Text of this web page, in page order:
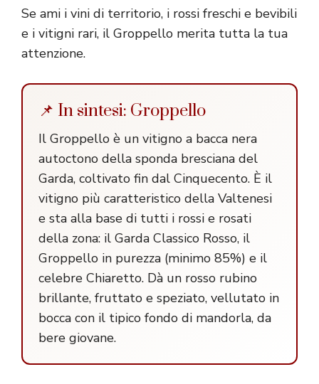
Se ami i vini di territorio, i rossi freschi e bevibili
e i vitigni rari, il Groppello merita tutta la tua
attenzione.
📌 In sintesi: Groppello
Il Groppello è un vitigno a bacca nera
autoctono della sponda bresciana del
Garda, coltivato fin dal Cinquecento. È il
vitigno più caratteristico della Valtenesi
e sta alla base di tutti i rossi e rosati
della zona: il Garda Classico Rosso, il
Groppello in purezza (minimo 85%) e il
celebre Chiaretto. Dà un rosso rubino
brillante, fruttato e speziato, vellutato in
bocca con il tipico fondo di mandorla, da
bere giovane.